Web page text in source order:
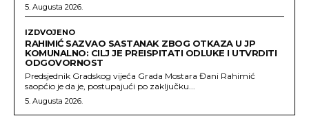
5. Augusta 2026.
IZDVOJENO
RAHIMIĆ SAZVAO SASTANAK ZBOG OTKAZA U JP
KOMUNALNO: CILJ JE PREISPITATI ODLUKE I UTVRDITI
ODGOVORNOST
Predsjednik Gradskog vijeća Grada Mostara Đani Rahimić
saopćio je da je, postupajući po zaključku...
5. Augusta 2026.